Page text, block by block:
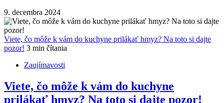
9. decembra 2024
Viete, čo môže k vám do kuchyne prilákať hmyz? Na toto si dajte
pozor! 3 min čítania
Zaujímavosti
Viete, čo môže k vám do kuchyne
prilákať hmyz? Na toto si dajte pozor!